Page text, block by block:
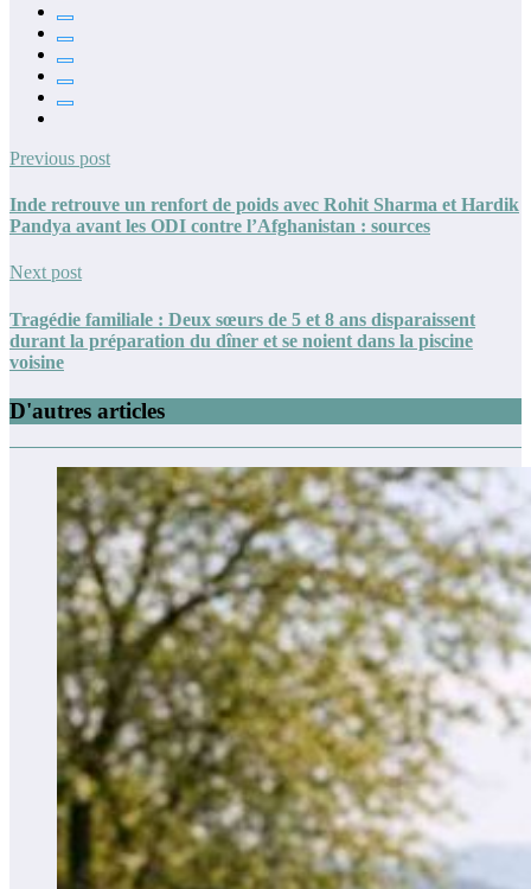
Previous post
Inde retrouve un renfort de poids avec Rohit Sharma et Hardik
Pandya avant les ODI contre l’Afghanistan : sources
Next post
Tragédie familiale : Deux sœurs de 5 et 8 ans disparaissent
durant la préparation du dîner et se noient dans la piscine
voisine
D'autres articles